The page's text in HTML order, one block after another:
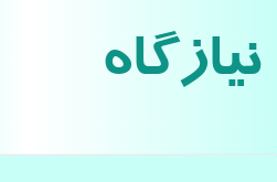
نیازگاه